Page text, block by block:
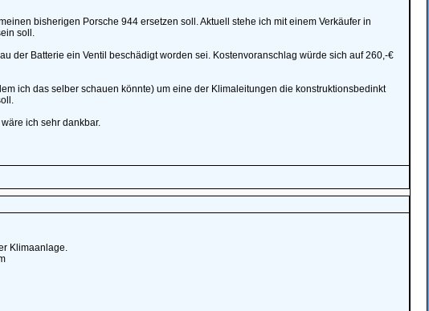
bisherigen Porsche 944 ersetzen soll. Aktuell stehe ich mit einem Verkäufer in
soll.
der Batterie ein Ventil beschädigt worden sei. Kostenvoranschlag würde sich auf 260,-€
ich das selber schauen könnte) um eine der Klimaleitungen die konstruktionsbedinkt
ich sehr dankbar.
Klimaanlage.